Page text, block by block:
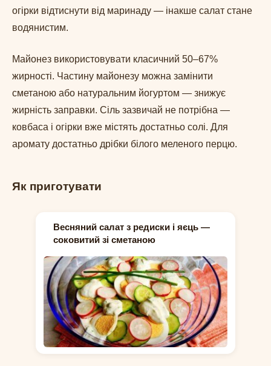
огірки відтиснути від маринаду — інакше салат стане
водянистим.
Майонез використовувати класичний 50–67%
жирності. Частину майонезу можна замінити
сметаною або натуральним йогуртом — знижує
жирність заправки. Сіль зазвичай не потрібна —
ковбаса і огірки вже містять достатньо солі. Для
аромату достатньо дрібки білого меленого перцю.
Як приготувати
Весняний салат з редиски і яєць —
соковитий зі сметаною